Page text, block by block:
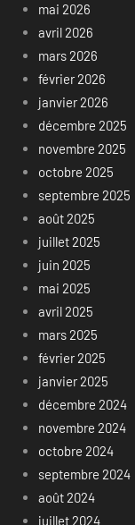
mai 2026
avril 2026
mars 2026
février 2026
janvier 2026
décembre 2025
novembre 2025
octobre 2025
septembre 2025
août 2025
juillet 2025
juin 2025
mai 2025
avril 2025
mars 2025
février 2025
janvier 2025
décembre 2024
novembre 2024
octobre 2024
septembre 2024
août 2024
juillet 2024